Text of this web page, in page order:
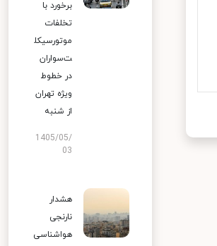
برخورد با
تخلفات
موتورسیکل
ت‌سواران
در خطوط
ویژه تهران
از شنبه
1405/05/
03
هشدار
نارنجی
هواشناسی